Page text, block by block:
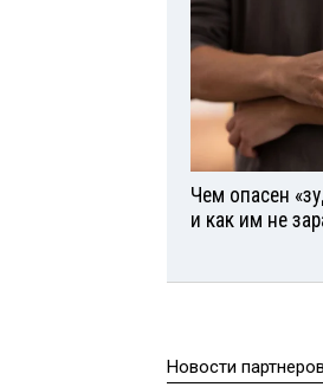
Чем опасен
и как им не
Новости партнеров